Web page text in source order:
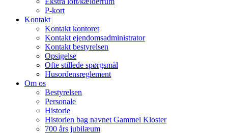
P-kort
Kontakt
Kontakt kontoret
Kontakt ejendomsadministrator
Kontakt bestyrelsen
Opsigelse
Ofte stillede spørgsmål
Husordensreglement
Om os
Bestyrelsen
Personale
Historie
Historien bag navnet Gammel Kloster
700 års jubilæum